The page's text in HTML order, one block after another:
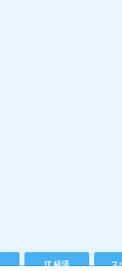
IT 経済 ス